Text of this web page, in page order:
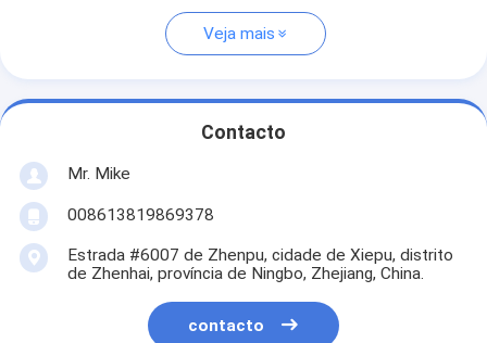
Veja mais
Contacto
Mr. Mike
008613819869378
Estrada #6007 de Zhenpu, cidade de Xiepu, distrito
de Zhenhai, província de Ningbo, Zhejiang, China.
contacto